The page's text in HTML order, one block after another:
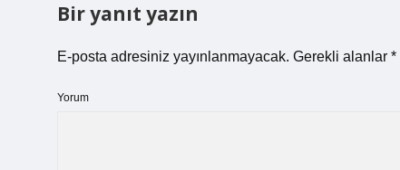
Bir yanıt yazın
E-posta adresiniz yayınlanmayacak. Gerekli alanlar *
Yorum